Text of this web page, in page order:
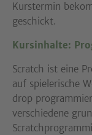
Kurstermin
geschickt.
Kursinhalte:
Scratch ist eine
auf spielerische
drop
verschiedene